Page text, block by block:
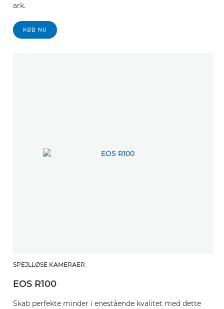
ark.
KØB NU
SPEJLLØSE KAMERAER
EOS R100
Skab perfekte minder i enestående kvalitet med dette